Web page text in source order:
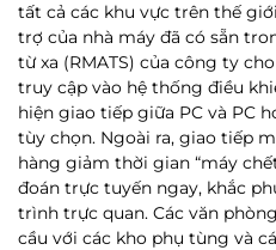
tất cả các khu vực trên thế
trợ của nhà máy đã có sẵn
từ xa (RMATS) của công ty
truy cập vào hệ thống điều
hiện giao tiếp giữa PC và PC
tùy chọn. Ngoài ra, giao tiếp
hàng giảm thời gian “máy
đoán trực tuyến ngay, khắc
trình trực quan. Các văn
cầu với các kho phụ tùng và